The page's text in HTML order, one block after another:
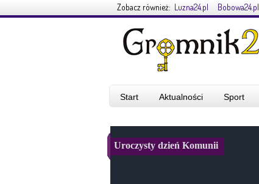
Zobacz również: Luzna24.pl Bobowa24.pl
Start Aktualności Sport
Uroczysty dzień Komunii